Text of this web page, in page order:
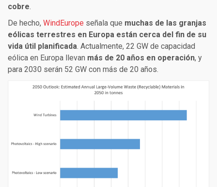
cobre.
De hecho, WindEurope señala que muchas de las granjas
eólicas terrestres en Europa están cerca del fin de su
vida útil planificada. Actualmente, 22 GW de capacidad
eólica en Europa llevan más de 20 años en operación, y
para 2030 serán 52 GW con más de 20 años.